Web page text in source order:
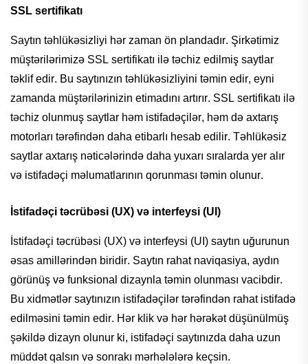
SSL sertifikatı
Saytın təhlükəsizliyi hər zaman ön plandadır. Şirkətimiz
müştərilərimizə SSL sertifikatı ilə təchiz edilmiş saytlar
təklif edir. Bu saytınızın təhlükəsizliyini təmin edir, eyni
zamanda müştərilərinizin etimadını artırır. SSL sertifikatı ilə
təchiz olunmuş saytlar həm istifadəçilər, həm də axtarış
motorları tərəfindən daha etibarlı hesab edilir. Təhlükəsiz
saytlar axtarış nəticələrində daha yuxarı sıralarda yer alır
və istifadəçi məlumatlarının qorunması təmin olunur.
İstifadəçi təcrübəsi (UX) və interfeysi (UI)
İstifadəçi təcrübəsi (UX) və interfeysi (UI) saytın uğurunun
əsas amillərindən biridir. Saytın rahat naviqasiya, aydın
görünüş və funksional dizaynla təmin olunması vacibdir.
Bu xidmətlər saytınızın istifadəçilər tərəfindən rahat istifadə
edilməsini təmin edir. Hər klik və hər hərəkətdüşünülmüş
şəkildə dizayn olunur ki, istifadəçi saytınızda daha uzun
müddət qalsın və sonrakı mərhələlərə keçsin.